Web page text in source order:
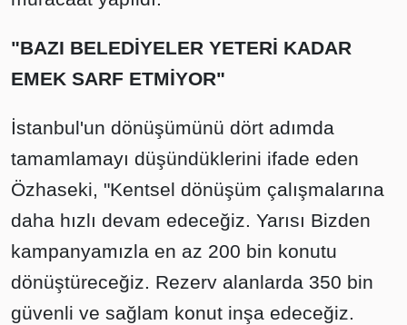
"BAZI BELEDİYELER YETERİ KADAR
EMEK SARF ETMİYOR"
İstanbul'un dönüşümünü dört adımda
tamamlamayı düşündüklerini ifade eden
Özhaseki, "Kentsel dönüşüm çalışmalarına
daha hızlı devam edeceğiz. Yarısı Bizden
kampanyamızla en az 200 bin konutu
dönüştüreceğiz. Rezerv alanlarda 350 bin
güvenli ve sağlam konut inşa edeceğiz.